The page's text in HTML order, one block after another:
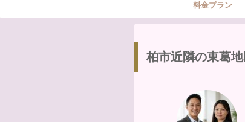
相談所
料金プラン
柏市近隣の東葛